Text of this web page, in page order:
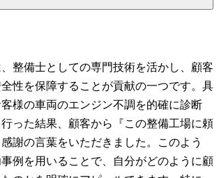
整備士としての専門技術を活かし、顧客
性を保障することが貢献の一つです。具
様の車両のエンジン不調を的確に診断
った結果、顧客から『この整備工場に頼
謝の言葉をいただきました。このよう
例を用いることで、自分がどのように顧